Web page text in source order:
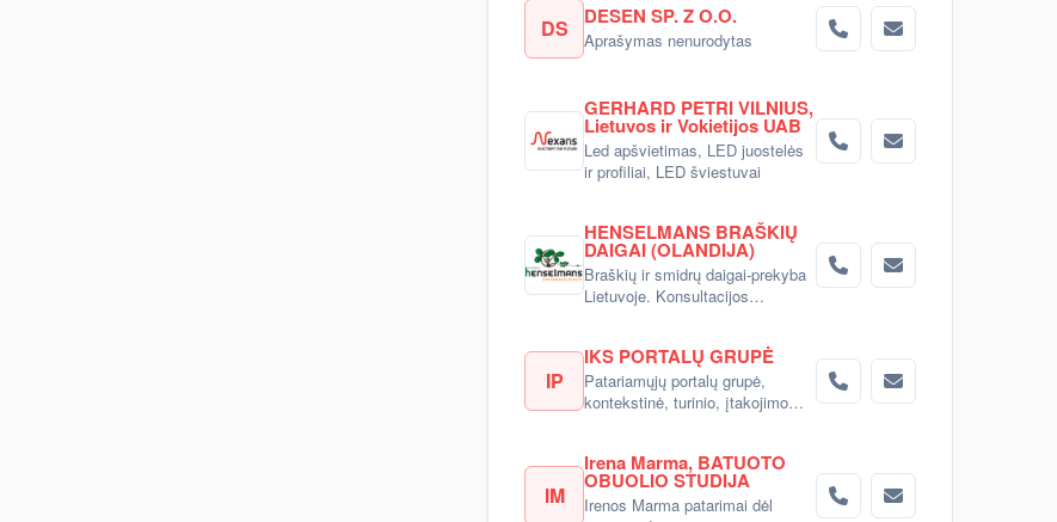
DS DESEN SP. Z O.O.
Aprašymas nenurodytas
GERHARD PETRI VILNIUS,
Lietuvos ir Vokietijos UAB
Led apšvietimas, LED juostelės
ir profiliai, LED šviestuvai
HENSELMANS BRAŠKIŲ
DAIGAI (OLANDIJA)
Braškių ir smidrų daigai-prekyba
Lietuvoje. Konsultacijos
IP
IKS PORTALŲ GRUPĖ
Patariamųjų portalų grupė,
kontekstinė, turinio, įtakojimo
IM
Irena Marma, BATUOTO
OBUOLIO STUDIJA
Irenos Marma patarimai dėl